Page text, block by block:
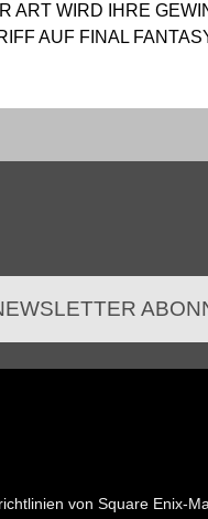
ART WIRD IHRE
AUF FINAL
von Square Enix-